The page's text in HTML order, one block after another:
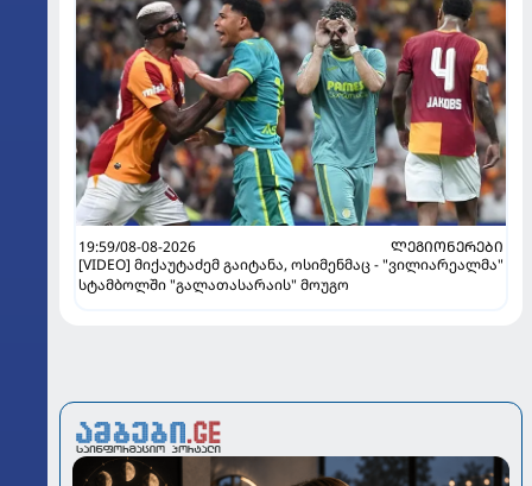
19:59/08-08-2026
ᲚᲔᲒᲘᲝᲜᲔᲠᲔᲑᲘ
[VIDEO] მიქაუტაძემ გაიტანა, ოსიმენმაც - "ვილიარეალმა"
სტამბოლში "გალათასარაის" მოუგო